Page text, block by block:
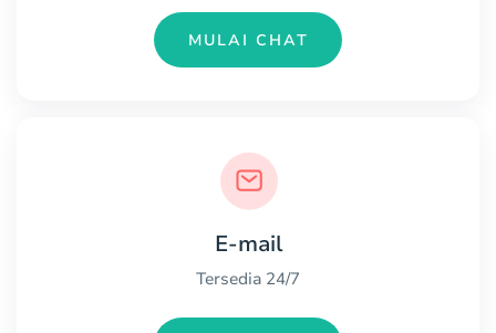
MULAI CHAT
E-mail
Tersedia 24/7